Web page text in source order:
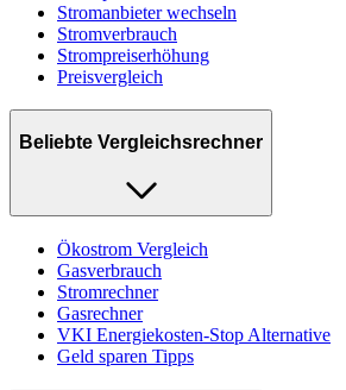
Stromanbieter wechseln
Stromverbrauch
Strompreiserhöhung
Preisvergleich
Beliebte Vergleichsrechner
Ökostrom Vergleich
Gasverbrauch
Stromrechner
Gasrechner
VKI Energiekosten-Stop Alternative
Geld sparen Tipps